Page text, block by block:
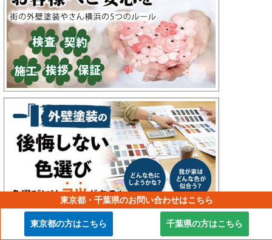
東京都・千葉県のお問い合わせはこちら
東京都の方はこちら 千葉県の方はこちら